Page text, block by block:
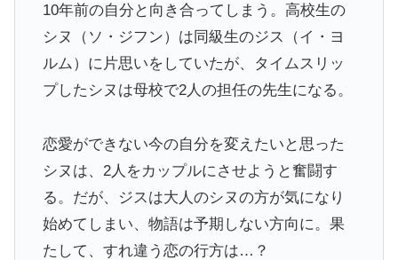
10年前の自分と向き合ってしまう。高校生の
シヌ（ソ・ジフン）は同級生のジス（イ・ヨ
ルム）に片思いをしていたが、タイムスリッ
プしたシヌは母校で2人の担任の先生になる。
恋愛ができない今の自分を変えたいと思った
シヌは、2人をカップルにさせようと奮闘す
る。だが、ジスは大人のシヌの方が気になり
始めてしまい、物語は予期しない方向に。果
たして、すれ違う恋の行方は…？